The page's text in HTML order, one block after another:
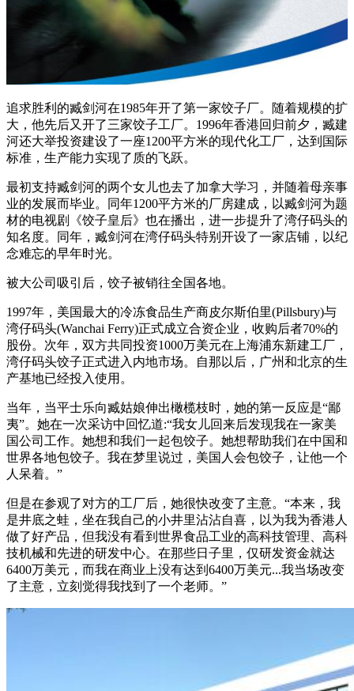
追求胜利的臧剑河在1985年开了第一家饺子厂。随着规模的扩
大，他先后又开了三家饺子工厂。1996年香港回归前夕，臧建
河还大举投资建设了一座1200平方米的现代化工厂，达到国际
标准，生产能力实现了质的飞跃。
最初支持臧剑河的两个女儿也去了加拿大学习，并随着母亲事
业的发展而毕业。同年1200平方米的厂房建成，以臧剑河为题
材的电视剧《饺子皇后》也在播出，进一步提升了湾仔码头的
知名度。同年，臧剑河在湾仔码头特别开设了一家店铺，以纪
念难忘的早年时光。
被大公司吸引后，饺子被销往全国各地。
1997年，美国最大的冷冻食品生产商皮尔斯伯里(Pillsbury)与
湾仔码头(Wanchai Ferry)正式成立合资企业，收购后者70%的
股份。次年，双方共同投资1000万美元在上海浦东新建工厂，
湾仔码头饺子正式进入内地市场。自那以后，广州和北京的生
产基地已经投入使用。
当年，当平士乐向臧姑娘伸出橄榄枝时，她的第一反应是“鄙
夷”。她在一次采访中回忆道:“我女儿回来后发现我在一家美
国公司工作。她想和我们一起包饺子。她想帮助我们在中国和
世界各地包饺子。我在梦里说过，美国人会包饺子，让他一个
人呆着。”
但是在参观了对方的工厂后，她很快改变了主意。“本来，我
是井底之蛙，坐在我自己的小井里沾沾自喜，以为我为香港人
做了好产品，但我没有看到世界食品工业的高科技管理、高科
技机械和先进的研发中心。在那些日子里，仅研发资金就达
6400万美元，而我在商业上没有达到6400万美元...我当场改变
了主意，立刻觉得我找到了一个老师。”